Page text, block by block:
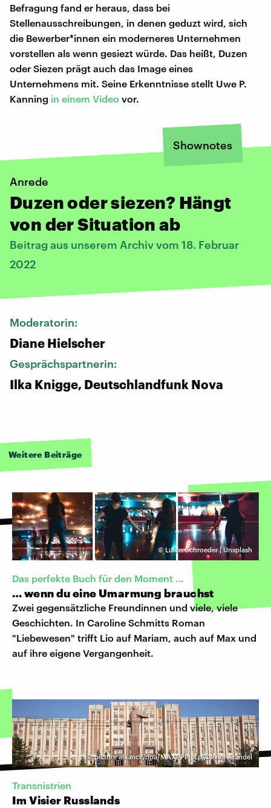
Befragung fand er heraus, dass bei
Stellenausschreibungen, in denen geduzt wird, sich
die Bewerber*innen ein moderneres Unternehmen
vorstellen als wenn gesiezt würde. Das heißt, Duzen
oder Siezen prägt auch das Image eines
Unternehmens mit. Seine Erkenntnisse stellt Uwe P.
Kanning in einem Video vor.
Shownotes
Anrede
Duzen oder siezen? Hängt
von der Situation ab
Beitrag aus unserem Archiv vom 18. Februar
2022
Moderatorin:
Diane Hielscher
Gesprächspartnerin:
Ilka Knigge, Deutschlandfunk Nova
Weitere Beiträge
© Lukas Schroeder | Unsplash
Das perfekte Buch für den Moment …
… wenn du eine Umarmung brauchst
Zwei gegensätzliche Freundinnen und viele, viele
Geschichten. In Caroline Schmitts Roman
"Liebewesen" trifft Lio auf Mariam, auch auf Max und
auf ihre eigene Vergangenheit.
©picture alliance/dpa/MAXPPP | Lp/Olivier Arandel
Transnistrien
Im Visier Russlands